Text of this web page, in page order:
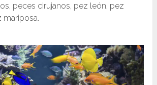
peces cirujanos, pez león, pez